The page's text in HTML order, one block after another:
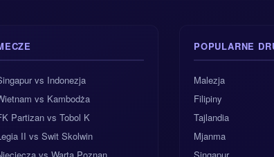
vs Indonezja
vs Kambodża
Partizan vs Tobol K
II vs Swit Skolwin
POPULARNE
Malezja
Filipiny
Tajlandia
Mjanma